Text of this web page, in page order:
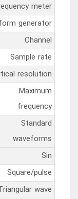
meter
generator
Channel
Sample rate
resolution
Maximum
frequency
Standard
waveforms
Sin
Square/pulse
wave